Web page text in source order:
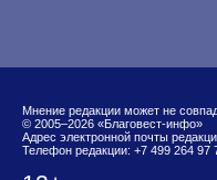
Мнение редакции может не
© 2005–2026 «Благовест-инфо»
Адрес электронной почты
Телефон редакции: +7 499 264 97